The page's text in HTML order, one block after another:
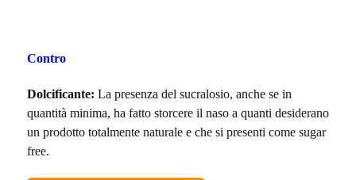
Contro
Dolcificante: La presenza del sucralosio, anche se in
quantità minima, ha fatto storcere il naso a quanti desiderano
un prodotto totalmente naturale e che si presenti come sugar
free.